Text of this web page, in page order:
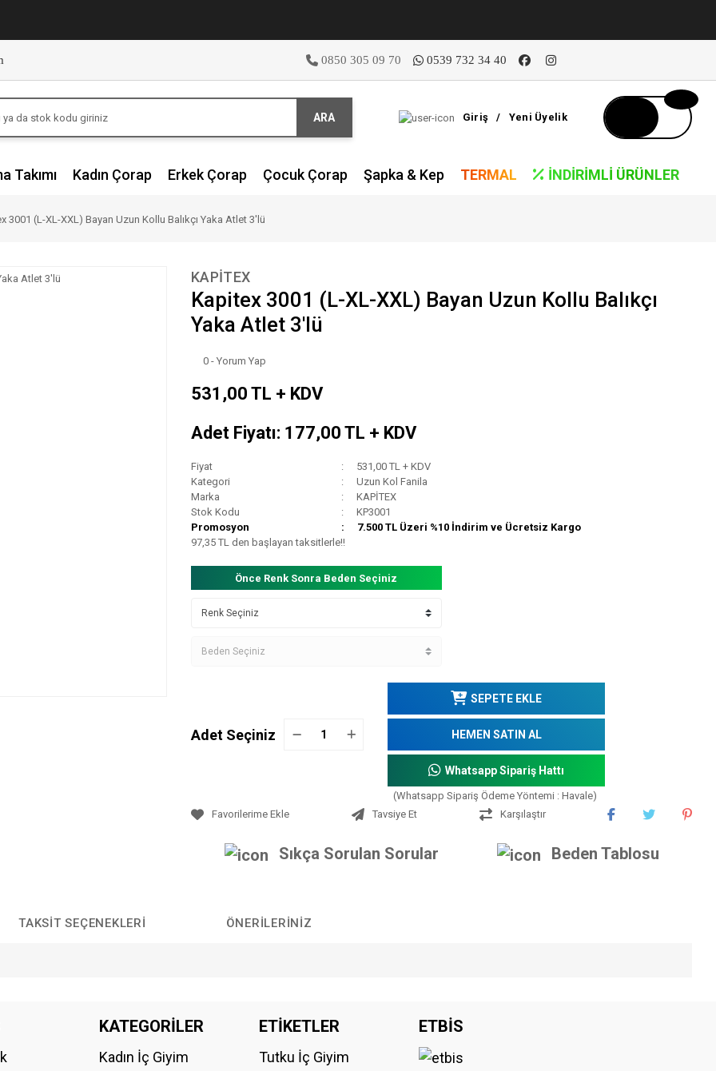
0850 305 09 70 0539 732 34 40
ARA Giriş / Yeni Üyelik
Takımı Kadın Çorap Erkek Çorap Çocuk Çorap Şapka & Kep TERMAL İNDIRIMLI ÜRÜNLER
3001 (L-XL-XXL) Bayan Uzun Kollu Balıkçı Yaka Atlet 3'lü
KAPİTEX
Kapitex 3001 (L-XL-XXL) Bayan Uzun Kollu Balıkçı
Yaka Atlet 3'lü
0 - Yorum Yap
531,00 TL + KDV
Adet Fiyatı: 177,00 TL + KDV
Fiyat
531,00 TL + KDV
Kategori
Uzun Kol Fanila
Marka
KAPİTEX
Stok Kodu
KP3001
Promosyon
7.500 TL Üzeri %10 İndirim ve Ücretsiz Kargo
97,35 TL den başlayan taksitlerle!!
Önce Renk Sonra Beden Seçiniz
Adet Seçiniz
SEPETE EKLE
HEMEN SATIN AL
Whatsapp Sipariş Hattı
(Whatsapp Sipariş Ödeme Yöntemi : Havale)
Tavsiye Et
Karşılaştır
Sıkça Sorulan Sorular Beden Tablosu
TAKSIT SEÇENEKLERI ÖNERILERINIZ
Bu ürüne ilk yorumu siz yapın!
KATEGORİLER
Kadın İç Giyim
ETİKETLER
Tutku İç Giyim
ETBİS